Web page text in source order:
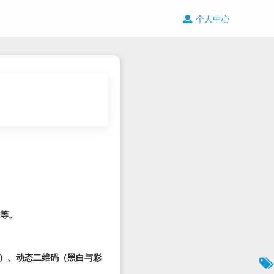
个人中心
。
、动态二维码（黑白与彩